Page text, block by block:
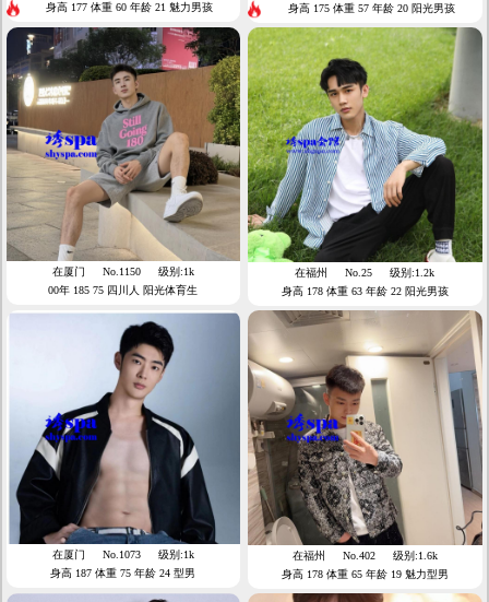
身高 177 体重 60 年龄 21 魅力男孩
身高 175 体重 57 年龄 20 阳光男孩
在厦门 No.1150
级别:1k
00年 185 75 四川人 阳光体育生
在福州 No.25
级别:1.2k
身高 178 体重 63 年龄 22 阳光男孩
在厦门 No.1073
级别:1k
身高 187 体重 75 年龄 24 型男
在福州 No.402
级别:1.6k
身高 178 体重 65 年龄 19 魅力型男